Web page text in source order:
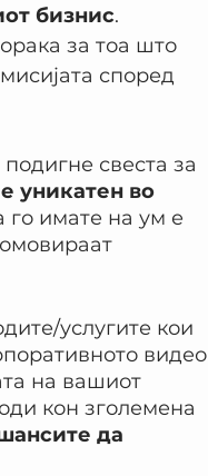
бизнис.
за тоа што
според
свеста за
уникатен во
го имате на ум е
услугите кои
видео
на вашиот
кон зголемена
да